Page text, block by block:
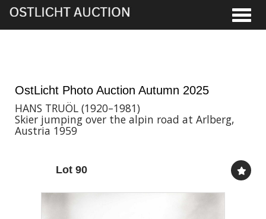
OstLicht Photo Auction Autumn 2025
HANS TRUÖL (1920–1981)
Skier jumping over the alpin road at Arlberg,
Austria 1959
Lot 90